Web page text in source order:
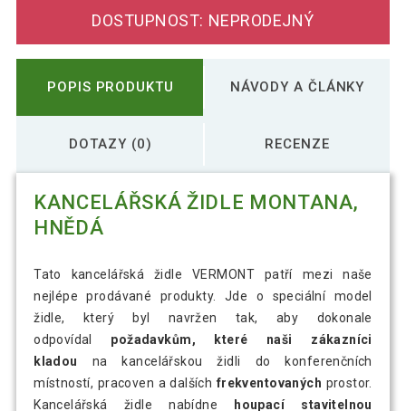
DOSTUPNOST: NEPRODEJNÝ
POPIS PRODUKTU NÁVODY A ČLÁNKY
DOTAZY (0) RECENZE
KANCELÁŘSKÁ ŽIDLE MONTANA,
HNĚDÁ
Tato kancelářská židle VERMONT patří mezi naše
nejlépe prodávané produkty. Jde o speciální model
židle, který byl navržen tak, aby dokonale
odpovídal požadavkům, které naši zákazníci
kladou
na kancelářskou židli do konferenčních
místností, pracoven a dalších frekventovaných prostor.
Kancelářská židle nabídne
houpací stavitelnou